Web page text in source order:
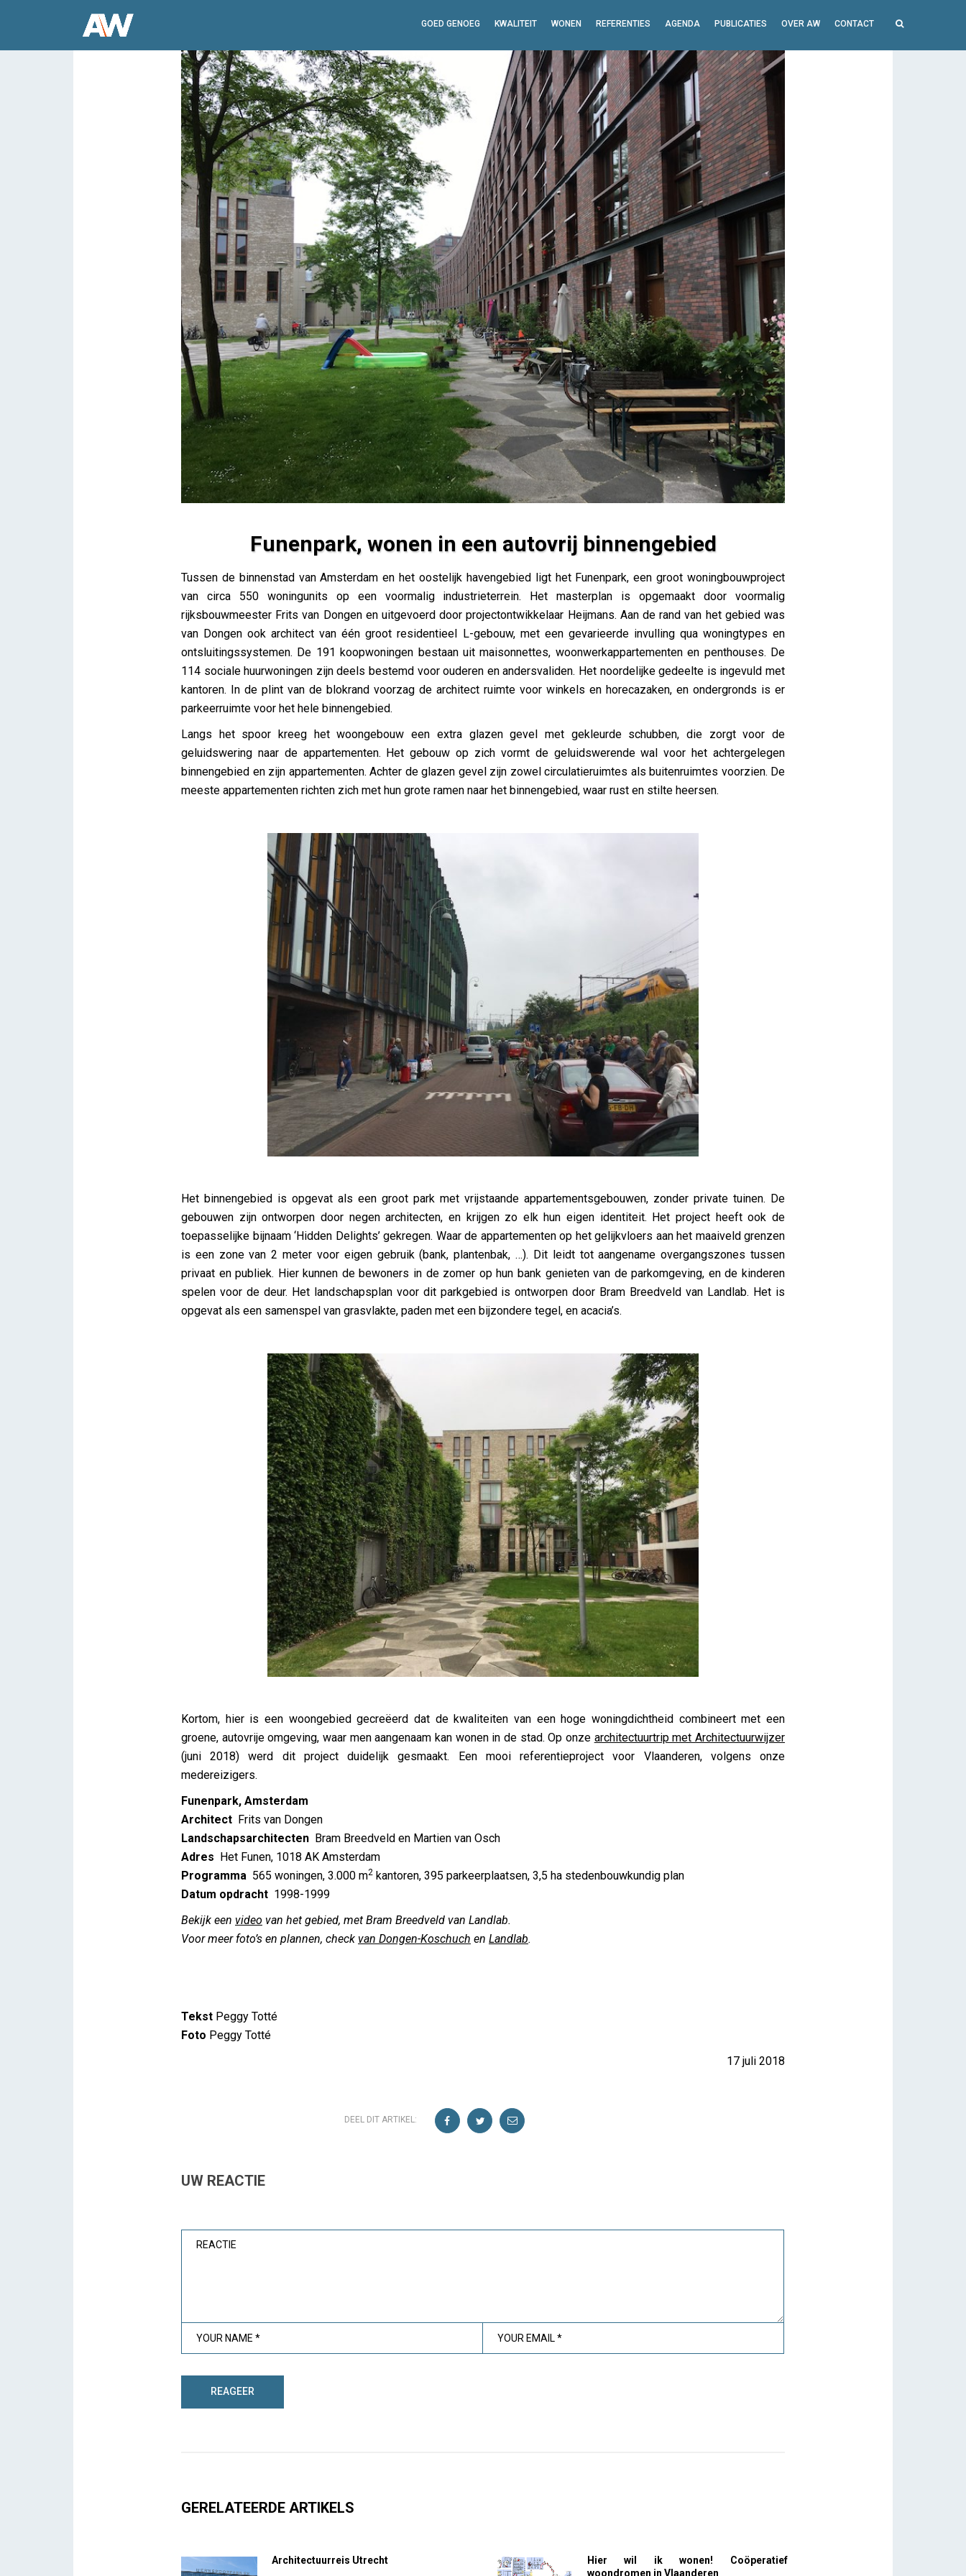
GOED GENOEG KWALITEIT WONEN REFERENTIES AGENDA PUBLICATIES OVER AW CONTACT
Funenpark, wonen in een autovrij binnengebied
Funenpark, wonen in een autovrij binnengebied
Lieve Drooghmans
Tussen de binnenstad van Amsterdam en het oostelijk havengebied ligt het Funenpark, een groot woningbouwproject
van circa 550 woningunits op een voormalig industrieterrein. Het masterplan is opgemaakt door voormalig
rijksbouwmeester Frits van Dongen en uitgevoerd door projectontwikkelaar Heijmans. Aan de rand van het gebied was
van Dongen ook architect van één groot residentieel L-gebouw, met een gevarieerde invulling qua woningtypes en
ontsluitingssystemen. De 191 koopwoningen bestaan uit maisonnettes, woonwerkappartementen en penthouses. De
114 sociale huurwoningen zijn deels bestemd voor ouderen en andersvaliden. Het noordelijke gedeelte is ingevuld met
kantoren. In de plint van de blokrand voorzag de architect ruimte voor winkels en horecazaken, en ondergronds is er
parkeerruimte voor het hele binnengebied.
Langs het spoor kreeg het woongebouw een extra glazen gevel met gekleurde schubben, die zorgt voor de
geluidswering naar de appartementen. Het gebouw op zich vormt de geluidswerende wal voor het achtergelegen
binnengebied en zijn appartementen. Achter de glazen gevel zijn zowel circulatieruimtes als buitenruimtes voorzien. De
meeste appartementen richten zich met hun grote ramen naar het binnengebied, waar rust en stilte heersen.
Het binnengebied is opgevat als een groot park met vrijstaande appartementsgebouwen, zonder private tuinen. De
gebouwen zijn ontworpen door negen architecten, en krijgen zo elk hun eigen identiteit. Het project heeft ook de
toepasselijke bijnaam ‘Hidden Delights’ gekregen. Waar de appartementen op het gelijkvloers aan het maaiveld grenzen
is een zone van 2 meter voor eigen gebruik (bank, plantenbak, …). Dit leidt tot aangename overgangszones tussen
privaat en publiek. Hier kunnen de bewoners in de zomer op hun bank genieten van de parkomgeving, en de kinderen
spelen voor de deur. Het landschapsplan voor dit parkgebied is ontworpen door Bram Breedveld van Landlab. Het is
opgevat als een samenspel van grasvlakte, paden met een bijzondere tegel, en acacia’s.
Kortom, hier is een woongebied gecreëerd dat de kwaliteiten van een hoge woningdichtheid combineert met een
groene, autovrije omgeving, waar men aangenaam kan wonen in de stad. Op onze architectuurtrip met Architectuurwijzer
(juni 2018) werd dit project duidelijk gesmaakt. Een mooi referentieproject voor Vlaanderen, volgens onze
medereizigers.
Funenpark, Amsterdam
Architect Frits van Dongen
Landschapsarchitecten Bram Breedveld en Martien van Osch
Adres Het Funen, 1018 AK Amsterdam
Programma 565 woningen, 3.000 m2 kantoren, 395 parkeerplaatsen, 3,5 ha stedenbouwkundig plan
Datum opdracht 1998-1999
Bekijk een video van het gebied, met Bram Breedveld van Landlab.
Voor meer foto’s en plannen, check van Dongen-Koschuch en Landlab.
Tekst Peggy Totté
Foto Peggy Totté
17 juli 2018
DEEL DIT ARTIKEL:
UW REACTIE
GERELATEERDE ARTIKELS
Architectuurreis Utrecht
Hier wil ik wonen! Coöperatief
woondromen in Vlaanderen